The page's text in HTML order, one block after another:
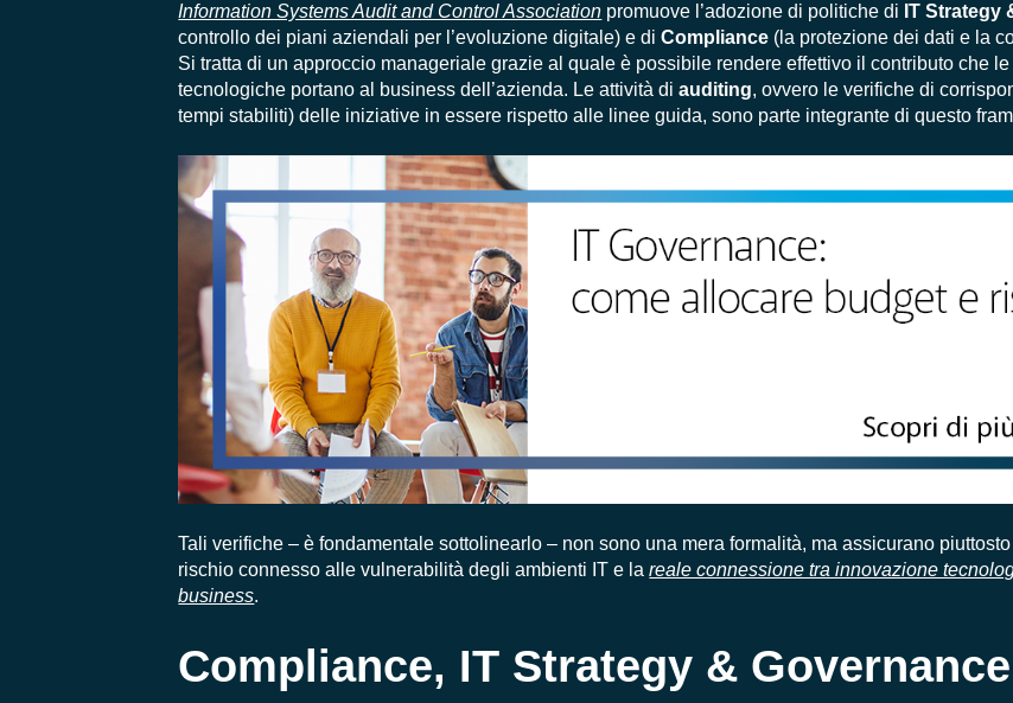
Information Systems Audit and Control Association promuove l’adozione di politiche di IT Strategy
controllo dei piani aziendali per l’evoluzione digitale) e diCompliance (la protezione dei dati e la
Si tratta di un approccio manageriale grazie al quale è possibile rendere effettivo il contributo che
tecnologiche portano al business dell’azienda. Le attività diauditing, ovvero le verifiche di
tempi stabiliti) delle iniziative in essere rispetto alle linee guida, sono parte integrante di questo
Tali verifiche – è fondamentale sottolinearlo – non sono una mera formalità, ma assicurano
rischio connesso alle vulnerabilità degli ambienti IT e lareale connessione tra innovazione
business.
Compliance, IT Strategy &